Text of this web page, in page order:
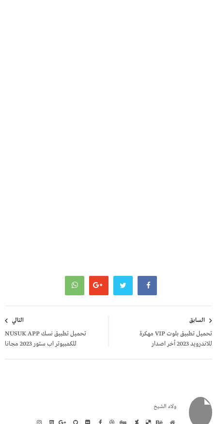
المقالات
السابق
تحميل تطبيق بلوت VIP مهكرة
للاندرويد 2023 أخر اصدار
التالي
تحميل تطبيق نسك NUSUK APP
للكمبيوتر اب ستور 2023 مجانا
ولاء الشيخ